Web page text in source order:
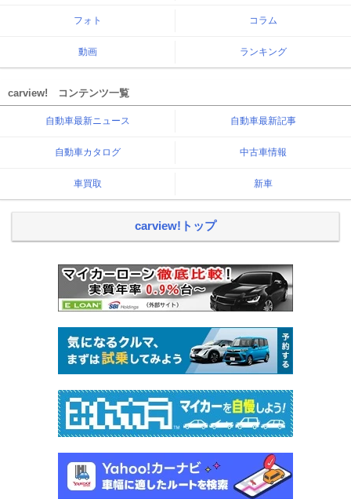
フォト コラム
動画 ランキング
carview! コンテンツ一覧
自動車最新ニュース 自動車最新記事
自動車カタログ 中古車情報
車買取 新車
carview!トップ